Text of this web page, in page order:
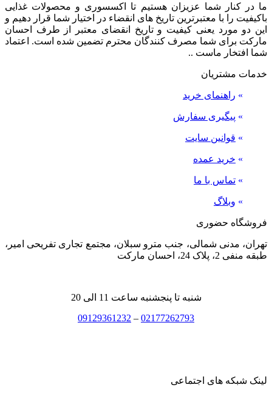
ما در کنار شما عزیزان هستیم تا اکسسوری و محصولات غذایی
باکیفیت را با معتبرترین تاریخ های انقضاء در اختیار شما قرار دهیم و
این دو مورد یعنی کیفیت و تاریخ انقضای معتبر از طرف احسان
مارکت برای شما مصرف کنندگان محترم تضمین شده است. اعتماد
شما افتخار ماست ..
خدمات مشتریان
» راهنمای خرید
» پیگیری سفارش
» قوانین سایت
» خرید عمده
» تماس با ما
» وبلاگ
فروشگاه حضوری
تهران، مدنی شمالی، جنب مترو سبلان، مجتمع تجاری تفریحی امیر،
طبقه منفی 2، پلاک 24، احسان مارکت
شنبه تا پنجشنبه ساعت 11 الی 20
02177262793
–
09129361232
لینک شبکه های اجتماعی